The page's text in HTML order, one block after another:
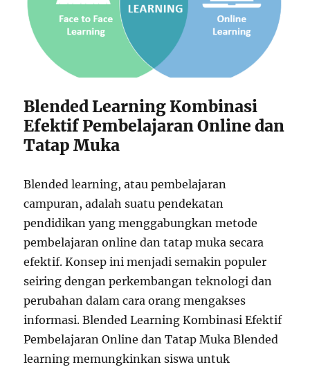
Blended Learning Kombinasi
Efektif Pembelajaran Online dan
Tatap Muka
Blended learning, atau pembelajaran
campuran, adalah suatu pendekatan
pendidikan yang menggabungkan metode
pembelajaran online dan tatap muka secara
efektif. Konsep ini menjadi semakin populer
seiring dengan perkembangan teknologi dan
perubahan dalam cara orang mengakses
informasi. Blended Learning Kombinasi Efektif
Pembelajaran Online dan Tatap Muka Blended
learning memungkinkan siswa untuk